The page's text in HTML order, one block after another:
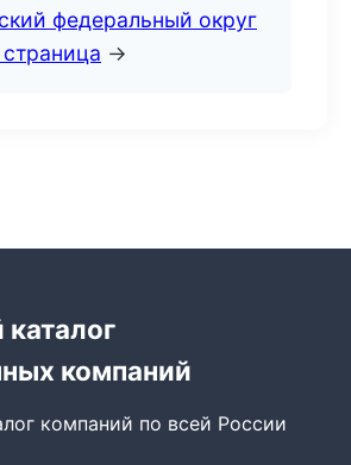
федеральный округ
→
компаний
компаний по всей России